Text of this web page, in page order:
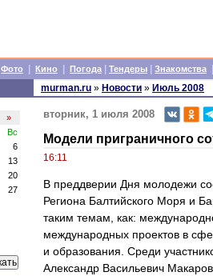
Фото Кино Погода Тендеры Знакомства
»
Вс
6
13
20
27
murman.ru » Новости » Июль 2008
вторник, 1 июля 2008
Модели приграничного
16:11
В преддверии Дня молодежи
Региона Балтийского Моря и
таким темам, как:
международных проектов в
и образования. Среди
Александр Васильевич